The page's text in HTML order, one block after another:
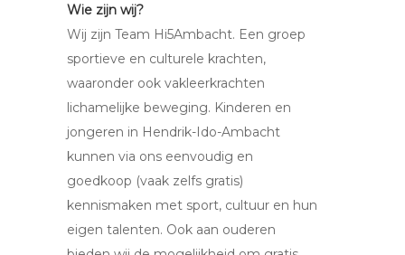
Wie zijn wij?
Wij zijn Team Hi5Ambacht. Een groep
sportieve en culturele krachten,
waaronder ook vakleerkrachten
lichamelijke beweging. Kinderen en
jongeren in Hendrik-Ido-Ambacht
kunnen via ons eenvoudig en
goedkoop (vaak zelfs gratis)
kennismaken met sport, cultuur en hun
eigen talenten. Ook aan ouderen